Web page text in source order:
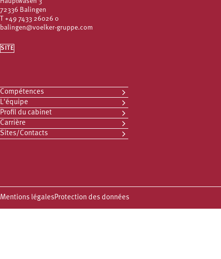
72336 Balingen
T +49 7433 26026 0
balingen@voelker-gruppe.com
SITE
Compétences
L'équipe
Profil du cabinet
Carrière
Sites/Contacts
Mentions légalesProtection des données